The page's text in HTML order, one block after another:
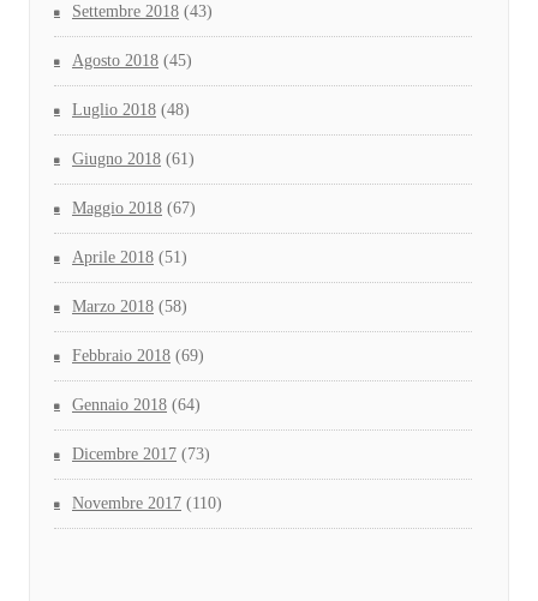
Settembre 2018 (43)
Agosto 2018 (45)
Luglio 2018 (48)
Giugno 2018 (61)
Maggio 2018 (67)
Aprile 2018 (51)
Marzo 2018 (58)
Febbraio 2018 (69)
Gennaio 2018 (64)
Dicembre 2017 (73)
Novembre 2017 (110)